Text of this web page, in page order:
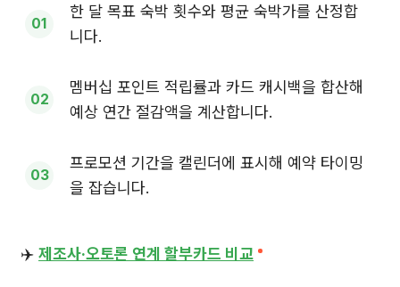
한 달 목표 숙박 횟수와 평균 숙박가를 산정합
니다.
멤버십 포인트 적립률과 카드 캐시백을 합산해
예상 연간 절감액을 계산합니다.
프로모션 기간을 캘린더에 표시해 예약 타이밍
을 잡습니다.
✈️ 제조사·오토론 연계 할부카드 비교